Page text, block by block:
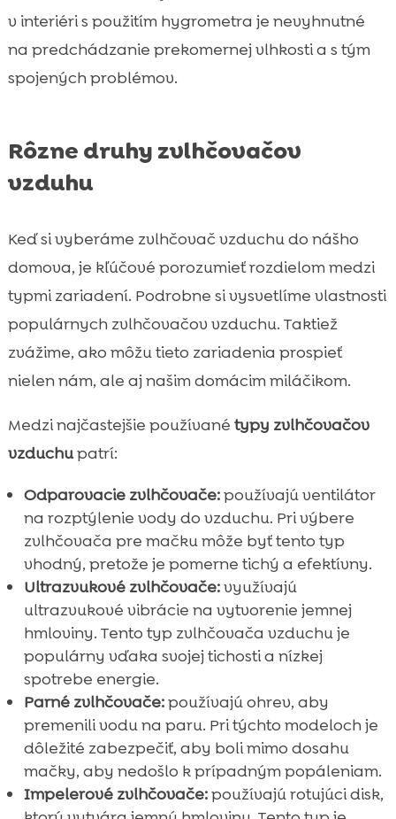
v interiéri s použitím hygrometra je nevyhnutné
na predchádzanie prekomernej vlhkosti a s tým
spojených problémov.
Rôzne druhy zvlhčovačov
vzduhu
Keď si vyberáme zvlhčovač vzduchu do nášho
domova, je kľúčové porozumieť rozdielom medzi
typmi zariadení. Podrobne si vysvetlíme vlastnosti
populárnych zvlhčovačov vzduchu. Taktiež
zvážime, ako môžu tieto zariadenia prospieť
nielen nám, ale aj našim domácim miláčikom.
Medzi najčastejšie používané typy zvlhčovačov
vzduchupatrí:
Odparovacie zvlhčovače:používajú ventilátor
na rozptýlenie vody do vzduchu. Pri výbere
zvlhčovača pre mačku môže byť tento typ
vhodný, pretože je pomerne tichý a efektívny.
Ultrazvukové zvlhčovače:využívajú
ultrazvukové vibrácie na vytvorenie jemnej
hmloviny. Tento typ zvlhčovača vzduchu je
populárny vďaka svojej tichosti a nízkej
spotrebe energie.
Parné zvlhčovače:používajú ohrev, aby
premenili vodu na paru. Pri týchto modeloch je
dôležité zabezpečiť, aby boli mimo dosahu
mačky, aby nedošlo k prípadným popáleniam.
Impelerové zvlhčovače:používajú rotujúci disk,